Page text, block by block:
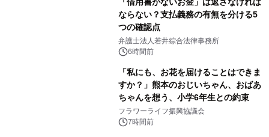
ならない？支払義務の有無を分ける5
つの確認点
弁護士法人若井綜合法律事務所
6時間前
「私にも、お花を届けることはできま
すか？」熊本のおじいちゃん、おばあ
ちゃんを想う、小学6年生との約束
フラワーライフ振興協議会
7時間前